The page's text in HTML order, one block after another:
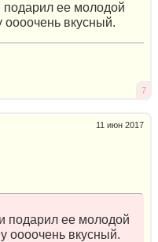
подарил ее молодой
оооочень вкусный.
7
11 июн 2017
подарил ее молодой
оооочень вкусный.